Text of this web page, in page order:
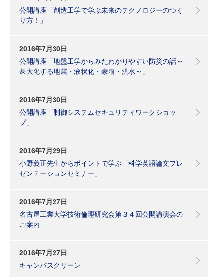
公開講座「創造工学で学ぶ未来のテクノロジーのつく
り方！」
2016年7月30日
公開講座「地盤工学からみたわかりやすい防災の話～
甚大化する地震・液状化・豪雨・洪水～」
2016年7月30日
公開講座「制御システムセキュリティワークショッ
プ」
2016年7月29日
小野義正先生からポイントで学ぶ「科学英語論文プレ
ゼンテーションセミナー」
2016年7月27日
名古屋工業大学技術倫理研究会第３４回公開講演会の
ご案内
2016年7月27日
キャンパスクリーン